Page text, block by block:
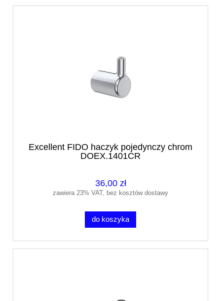
Excellent FIDO haczyk pojedynczy chrom
DOEX.1401CR
36,00 zł
zawiera 23% VAT, bez kosztów dostawy
do koszyka